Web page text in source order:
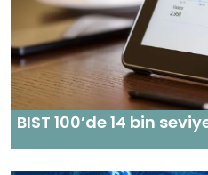
BIST 100’de 14 bin